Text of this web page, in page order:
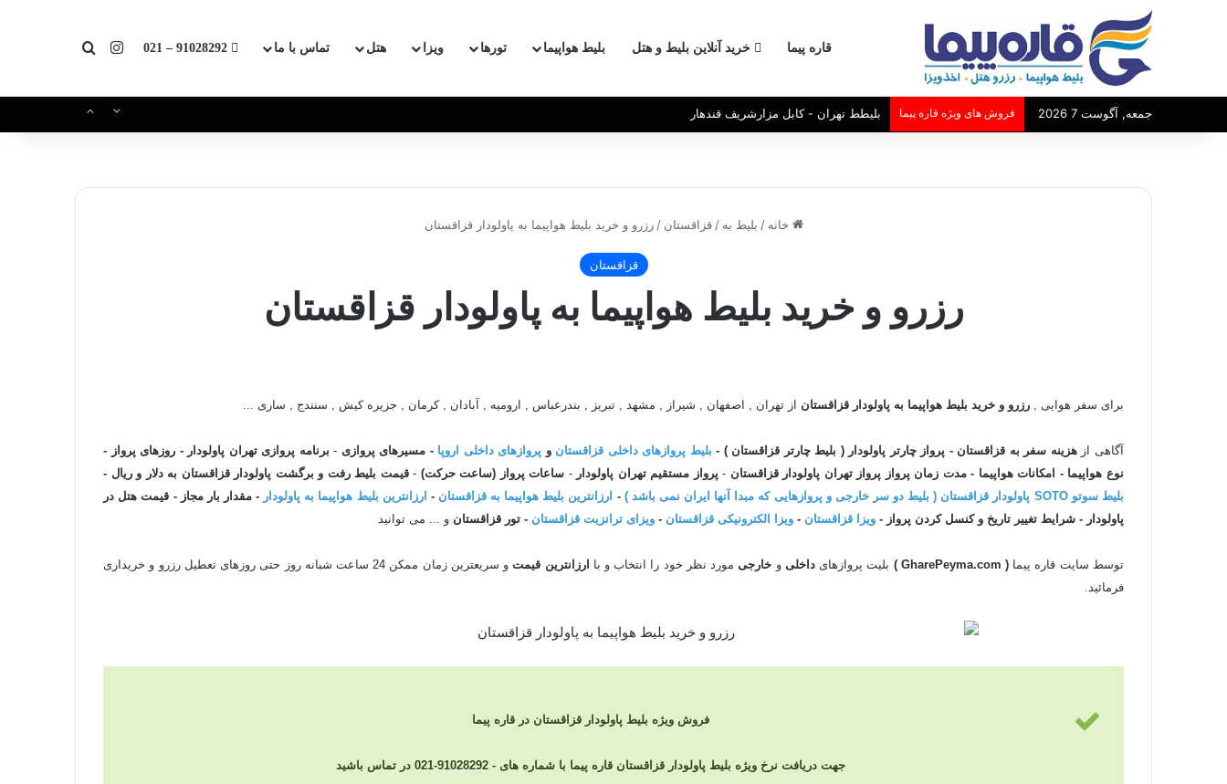
قاره پیما خرید آنلاین بلیط و هتل بلیط هواپیما تورها ویزا هتل تماس با ما 91028292 – 021 اینستاگرامجستجو برای
جمعه, آگوست 7 2026 فروش های ویژه قاره پیما
بلیط مشهد - کابل و مزارشریف
خانه / بلیط به / قزاقستان / رزرو و خرید بلیط هواپیما به پاولودار قزاقستان
قزاقستان
رزرو و خرید بلیط هواپیما به پاولودار قزاقستان
برای سفر هوایی ,رزرو و خرید بلیط هواپیما به پاولودار قزاقستان از تهران , اصفهان , شیراز , مشهد , تبریز , بندرعباس , ارومیه , آبادان , کرمان , جزیره کیش , سنندج , ساری ...
آگاهی ازهزینه سفر به قزاقستان - پرواز چارتر پاولودار ( بلیط چارتر قزاقستان ) - بلیط پروازهای داخلی قزاقستان و پروازهای داخلی اروپا - مسیرهای پروازی -برنامه پروازی تهران پاولودار - روزهای پرواز -
نوع هواپیما - امکانات هواپیما - مدت زمان پرواز پرواز تهران پاولودار قزاقستان - پرواز مستقیم تهران پاولودار- ساعات پرواز (ساعت حرکت) -قیمت بلیط رفت و برگشت پاولودار قزاقستان به دلار و ریال -
بلیط سوتو SOTO پاولودار قزاقستان ( بلیط دو سر خارجی و پروازهایی که مبدا آنها ایران نمی باشد )
- ارزانترین بلیط هواپیما به قزاقستان - ارزانترین بلیط هواپیما به پاولودار - مقدار بار مجاز - قیمت هتل در
پاولودار - شرایط تغییر تاریخ و کنسل کردن پرواز -ویزا قزاقستان -ویزا الکترونیکی قزاقستان -ویزای ترانزیت قزاقستان - تور قزاقستانو ... می توانید
توسط سایت قاره پیما( GharePeyma.com ) بلیت پروازهایداخلی و خارجیمورد نظر خود را انتخاب و با ارزانترین قیمت
و سریعترین زمان ممکن 24 ساعت شبانه روز حتی روزهای تعطیل رزرو و خریداری
فرمائید.
فروش ویژه بلیط پاولودار قزاقستان در قاره پیما
جهت دریافت نرخ ویژه بلیط پاولودار قزاقستان قاره پیما با شماره های - 91028292-021 در تماس باشید